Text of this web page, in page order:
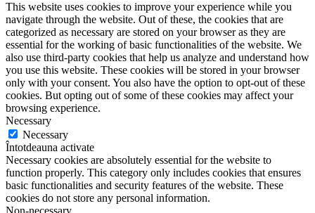
This website uses cookies to improve your experience while you
navigate through the website. Out of these, the cookies that are
categorized as necessary are stored on your browser as they are
essential for the working of basic functionalities of the website. We
also use third-party cookies that help us analyze and understand how
you use this website. These cookies will be stored in your browser
only with your consent. You also have the option to opt-out of these
cookies. But opting out of some of these cookies may affect your
browsing experience.
Necessary
Necessary
Întotdeauna activate
Necessary cookies are absolutely essential for the website to
function properly. This category only includes cookies that ensures
basic functionalities and security features of the website. These
cookies do not store any personal information.
Non-necessary